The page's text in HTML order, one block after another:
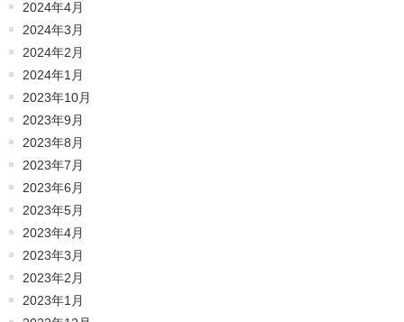
2024年4月
2024年3月
2024年2月
2024年1月
2023年10月
2023年9月
2023年8月
2023年7月
2023年6月
2023年5月
2023年4月
2023年3月
2023年2月
2023年1月